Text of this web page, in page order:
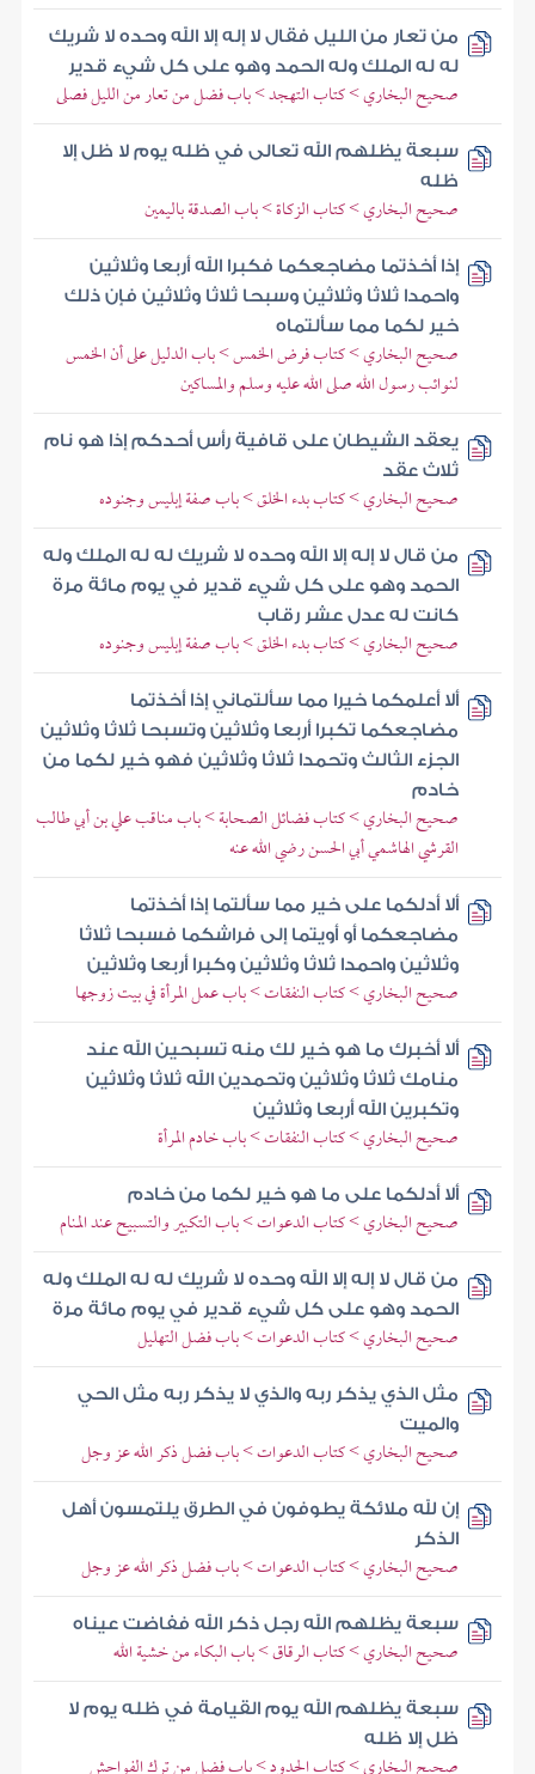
من تعار من الليل فقال لا إله إلا الله وحده لا شريك
له له الملك وله الحمد وهو على كل شيء قدير
صحيح البخاري > كتاب التهجد > باب فضل من تعار من الليل فصلى
سبعة يظلهم الله تعالى في ظله يوم لا ظل إلا
ظله
صحيح البخاري > كتاب الزكاة > باب الصدقة باليمين
إذا أخذتما مضاجعكما فكبرا الله أربعا وثلاثين
واحمدا ثلاثا وثلاثين وسبحا ثلاثا وثلاثين فإن ذلك
خير لكما مما سألتماه
صحيح البخاري > كتاب فرض الخمس > باب الدليل على أن الخمس
لنوائب رسول الله صلى الله عليه وسلم والمساكين
يعقد الشيطان على قافية رأس أحدكم إذا هو نام
ثلاث عقد
صحيح البخاري > كتاب بدء الخلق > باب صفة إبليس وجنوده
من قال لا إله إلا الله وحده لا شريك له له الملك وله
الحمد وهو على كل شيء قدير في يوم مائة مرة
كانت له عدل عشر رقاب
صحيح البخاري > كتاب بدء الخلق > باب صفة إبليس وجنوده
ألا أعلمكما خيرا مما سألتماني إذا أخذتما
مضاجعكما تكبرا أربعا وثلاثين وتسبحا ثلاثا وثلاثين
الجزء الثالث وتحمدا ثلاثا وثلاثين فهو خير لكما من
خادم
صحيح البخاري > كتاب فضائل الصحابة > باب مناقب علي بن أبي طالب
القرشي الهاشمي أبي الحسن رضي الله عنه
ألا أدلكما على خير مما سألتما إذا أخذتما
مضاجعكما أو أويتما إلى فراشكما فسبحا ثلاثا
وثلاثين واحمدا ثلاثا وثلاثين وكبرا أربعا وثلاثين
صحيح البخاري > كتاب النفقات > باب عمل المرأة في بيت زوجها
ألا أخبرك ما هو خير لك منه تسبحين الله عند
منامك ثلاثا وثلاثين وتحمدين الله ثلاثا وثلاثين
وتكبرين الله أربعا وثلاثين
صحيح البخاري > كتاب النفقات > باب خادم المرأة
ألا أدلكما على ما هو خير لكما من خادم
صحيح البخاري > كتاب الدعوات > باب التكبير والتسبيح عند المنام
من قال لا إله إلا الله وحده لا شريك له له الملك وله
الحمد وهو على كل شيء قدير في يوم مائة مرة
صحيح البخاري > كتاب الدعوات > باب فضل التهليل
مثل الذي يذكر ربه والذي لا يذكر ربه مثل الحي
والميت
صحيح البخاري > كتاب الدعوات > باب فضل ذكر الله عز وجل
إن لله ملائكة يطوفون في الطرق يلتمسون أهل
الذكر
صحيح البخاري > كتاب الدعوات > باب فضل ذكر الله عز وجل
سبعة يظلهم الله رجل ذكر الله ففاضت عيناه
صحيح البخاري > كتاب الرقاق > باب البكاء من خشية الله
سبعة يظلهم الله يوم القيامة في ظله يوم لا
ظل إلا ظله